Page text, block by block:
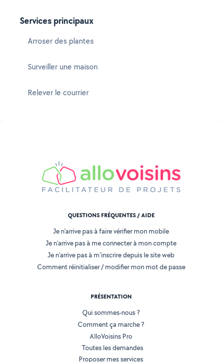
Services principaux
Arroser des plantes
Surveiller une maison
Relever le courrier
QUESTIONS FRÉQUENTES / AIDE
Je n'arrive pas à faire vérifier mon mobile
Je n'arrive pas à me connecter à mon compte
Je n'arrive pas à m'inscrire depuis le site web
Comment réinitialiser / modifier mon mot de passe
PRÉSENTATION
Qui sommes-nous ?
Comment ça marche ?
AlloVoisins Pro
Toutes les demandes
Proposer mes services